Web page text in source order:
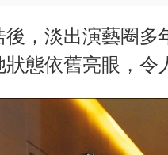
，淡出演藝圈多
態依舊亮眼，令